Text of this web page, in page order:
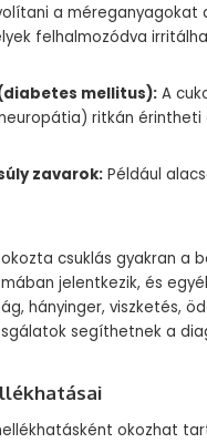
a méreganyagokat
felhalmozódva
mellitus): A
ritkán érintheti
zavarok: Például
csuklás gyakran a
jelentkezik, és
hányinger, viszketés,
segíthetnek a
okozhat